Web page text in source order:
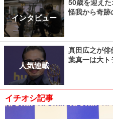
インタビュー
50歳を迎え
怪我から奇跡
人気連載
真田広之が俳
葉真一は大
イチオシ記事